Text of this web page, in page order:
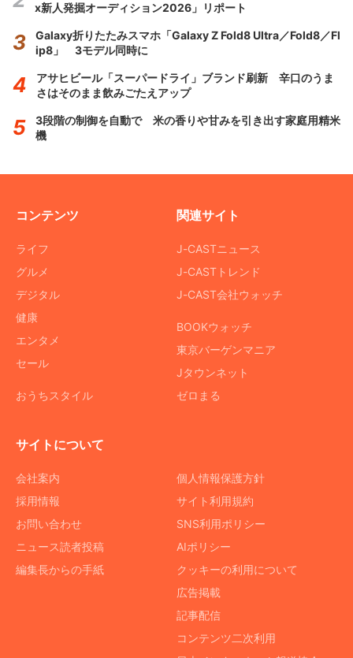
x新人発掘オーディション2026」リポート
Galaxy折りたたみスマホ「Galaxy Z Fold8 Ultra／Fold8／Fl
ip8」 3モデル同時に
アサヒビール「スーパードライ」ブランド刷新 辛口のうま
さはそのまま飲みごたえアップ
3段階の制御を自動で 米の香りや甘みを引き出す家庭用精米
機
コンテンツ
ライフ
グルメ
デジタル
健康
エンタメ
セール
おうちスタイル
関連サイト
J-CASTニュース
J-CASTトレンド
J-CAST会社ウォッチ
BOOKウォッチ
東京バーゲンマニア
Jタウンネット
ゼロまる
サイトについて
会社案内
採用情報
お問い合わせ
ニュース読者投稿
編集長からの手紙
個人情報保護方針
サイト利用規約
SNS利用ポリシー
AIポリシー
クッキーの利用について
広告掲載
記事配信
コンテンツ二次利用